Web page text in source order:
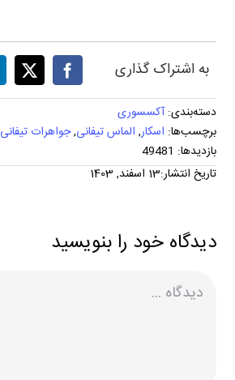
به اشتراک گذاری
دسته‌بندی:آکسسوری
برچسب‌ها: اسکار, الماس تیفانی,جواهرات تیفانی
بازدیدها: 49481
تاریخ انتشار:13 اسفند, 1403
دیدگاه خود را بنویسید